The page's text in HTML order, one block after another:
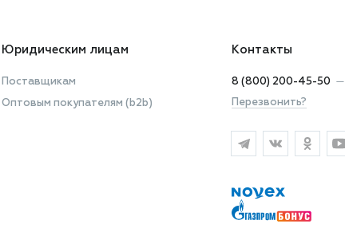
Юридическим лицам
Поставщикам
Оптовым покупателям (b2b)
Контакты
8 (800) 200-45-50 —
Перезвонить?